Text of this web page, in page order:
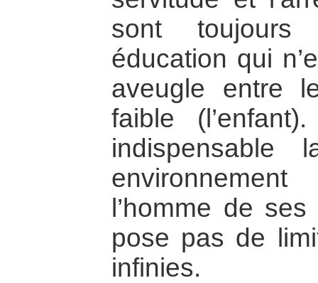
sont
éducation qui
aveugle entre
faible
indispensable
l’homme de
pose pas de
infinies.